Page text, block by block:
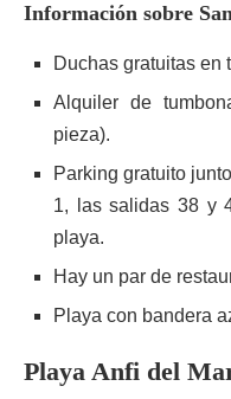
Información sobre
Duchas gratuitas en
Alquiler de
pieza).
Parking gratuito
1, las salidas 38 y
playa.
Hay un par de
Playa con bandera
Playa Anfi del